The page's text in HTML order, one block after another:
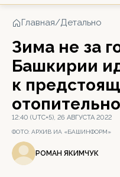
Главная/Детально
Зима не за
Башкирии
к
12:40 (UTC+5), 26 АВГУСТА 2022
ФОТО: АРХИВ ИА «БАШИНФОРМ»
РОМАН ЯКИМЧУК